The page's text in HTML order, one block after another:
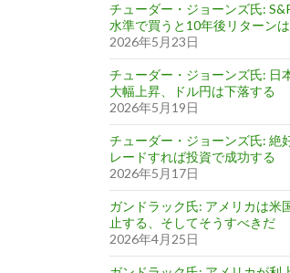
チューダー・ジョーンズ氏:
水準で買うと10年後リターン
2026年5月23日
チューダー・ジョーンズ氏: 日
大幅上昇、ドル円は下落する
2026年5月19日
チューダー・ジョーンズ氏: 絶
レードすれば投資で成功する
2026年5月17日
ガンドラック氏: アメリカは米
止する、そしてそうすべきだ
2026年4月25日